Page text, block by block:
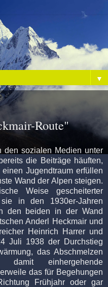
▼
Route"
den sozialen Medien unter
die Beiträge häuften,
Jugendtraum erfüllen
Wand der Alpen steigen.
Weise gescheiterter
sie in den 1930er-Jahren
den beiden in der Wand
Anderl Heckmair und
Heinrich Harrer und
Juli 1938 der Durchstieg
das Abschmelzen
einhergehende
das für Begehungen
Frühjahr oder gar